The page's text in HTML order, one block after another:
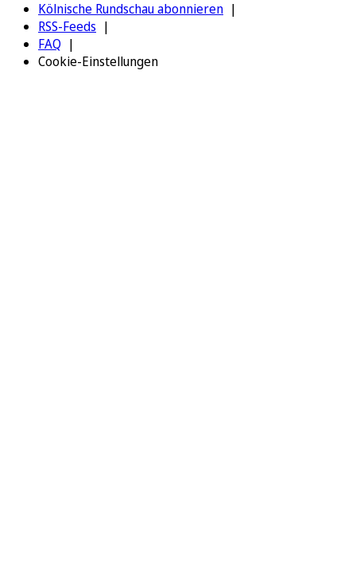
Kölnische Rundschau abonnieren
RSS-Feeds
FAQ
Cookie-Einstellungen